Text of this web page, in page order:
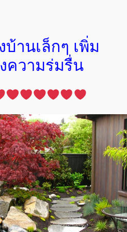
านเล็กๆ เพิ่ม
ความร่มรื่น